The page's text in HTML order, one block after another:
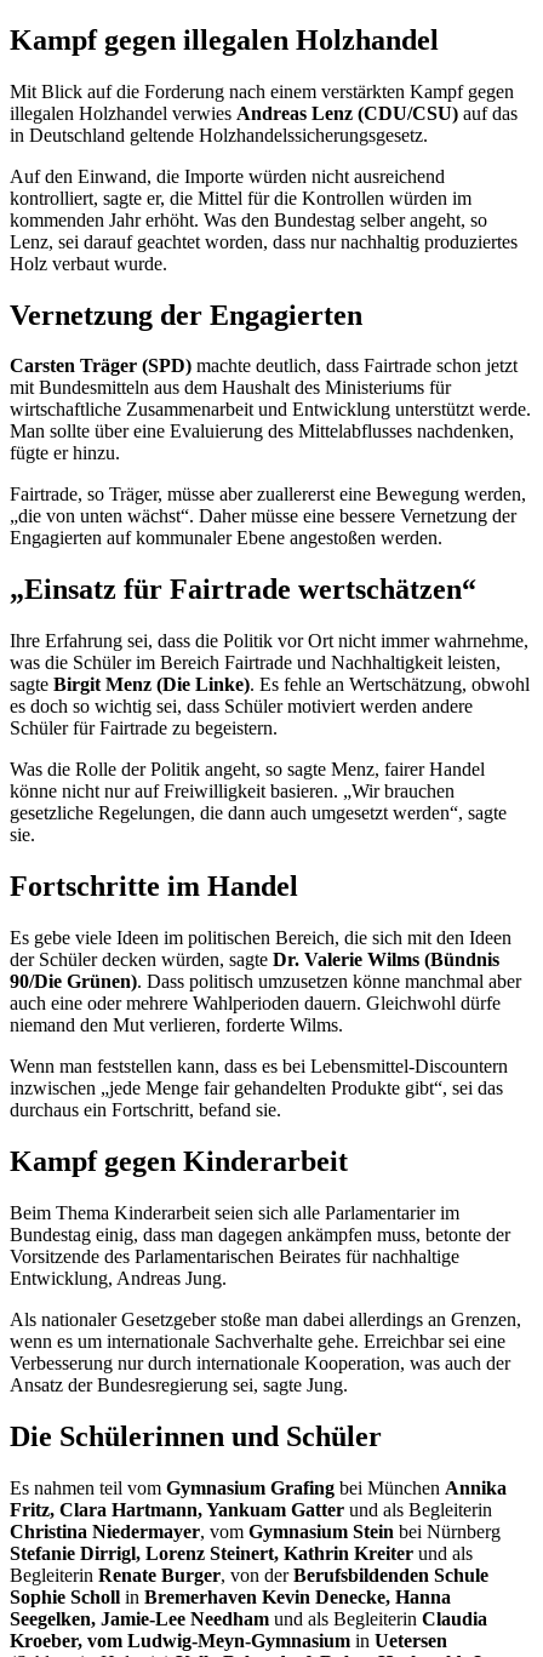
Kampf gegen illegalen Holzhandel
Mit Blick auf die Forderung nach einem verstärkten Kampf gegen
illegalen Holzhandel verwies Andreas Lenz (CDU/CSU) auf das
in Deutschland geltende Holzhandelssicherungsgesetz.
Auf den Einwand, die Importe würden nicht ausreichend
kontrolliert, sagte er, die Mittel für die Kontrollen würden im
kommenden Jahr erhöht. Was den Bundestag selber angeht, so
Lenz, sei darauf geachtet worden, dass nur nachhaltig produziertes
Holz verbaut wurde.
Vernetzung der Engagierten
Carsten Träger (SPD) machte deutlich, dass Fairtrade schon jetzt
mit Bundesmitteln aus dem Haushalt des Ministeriums für
wirtschaftliche Zusammenarbeit und Entwicklung unterstützt werde.
Man sollte über eine Evaluierung des Mittelabflusses nachdenken,
fügte er hinzu.
Fairtrade, so Träger, müsse aber zuallererst eine Bewegung werden,
„die von unten wächst“. Daher müsse eine bessere Vernetzung der
Engagierten auf kommunaler Ebene angestoßen werden.
„Einsatz für Fairtrade wertschätzen“
Ihre Erfahrung sei, dass die Politik vor Ort nicht immer wahrnehme,
was die Schüler im Bereich Fairtrade und Nachhaltigkeit leisten,
sagte Birgit Menz (Die Linke). Es fehle an Wertschätzung, obwohl
es doch so wichtig sei, dass Schüler motiviert werden andere
Schüler fürFairtrade zu begeistern.
Was die Rolle der Politik angeht, so sagte Menz, fairerHandel
könne nicht nur auf Freiwilligkeit basieren. „Wir brauchen
gesetzliche Regelungen, die dann auch umgesetzt werden“, sagte
sie.
Fortschritte im Handel
Es gebe viele Ideen im politischen Bereich, die sich mit den Ideen
der Schüler decken würden, sagte Dr. Valerie Wilms (Bündnis
90/Die Grünen). Dass politisch umzusetzen könne manchmal aber
auch eine oder mehrere Wahlperioden dauern. Gleichwohl dürfe
niemand den Mut verlieren, forderte Wilms.
Wenn man feststellen kann, dass es bei Lebensmittel-Discountern
inzwischen „jede Menge fairgehandelten Produkte gibt“, sei das
durchaus ein Fortschritt, befand sie.
Kampf gegen Kinderarbeit
Beim Thema Kinderarbeit seien sich alle Parlamentarier im
Bundestag einig, dass man dagegen ankämpfen muss, betonte der
Vorsitzende des Parlamentarischen Beirates für nachhaltige
Entwicklung, Andreas Jung.
Als nationaler Gesetzgeber stoße man dabei allerdings an Grenzen,
wenn es um internationale Sachverhalte gehe. Erreichbar sei eine
Verbesserung nur durch internationale Kooperation, was auch der
Ansatz der Bundesregierung sei, sagte Jung.
Die Schülerinnen und Schüler
Es nahmen teil vom Gymnasium Grafing bei München Annika
Fritz, Clara Hartmann, Yankuam Gatter und als Begleiterin
Christina Niedermayer, vom Gymnasium Stein bei Nürnberg
Stefanie Dirrigl, Lorenz Steinert, Kathrin Kreiter und als
Begleiterin Renate Burger, von derBerufsbildenden Schule
Sophie Scholl in Bremerhaven Kevin Denecke, Hanna
Seegelken, Jamie-Lee Needham und als Begleiterin Claudia
Kroeber, vom Ludwig-Meyn-Gymnasium in Uetersen